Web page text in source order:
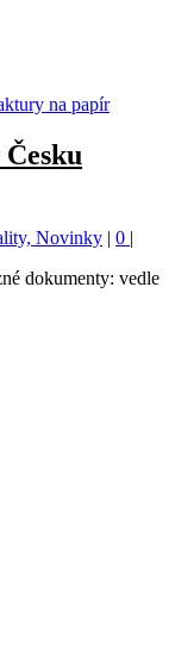
Novinky | 0 |
dokumenty: vedle